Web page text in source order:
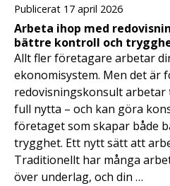
Publicerat 17 april 2026
Arbeta ihop med
bättre kontroll och
Allt fler företagare arbetar
ekonomisystem. Men det är
redovisningskonsult arbetar
full nytta – och kan göra
företaget som skapar både
trygghet. Ett nytt sätt att
Traditionellt har många
över underlag, och din …